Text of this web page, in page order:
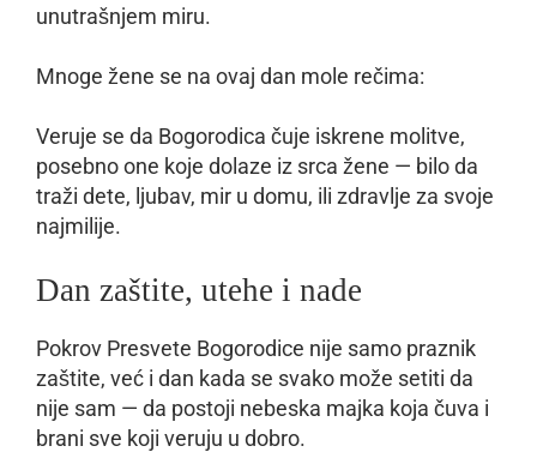
unutrašnjem miru.
Mnoge žene se na ovaj dan mole rečima:
Veruje se da Bogorodica čuje iskrene molitve,
posebno one koje dolaze iz srca žene — bilo da
traži dete, ljubav, mir u domu, ili zdravlje za svoje
najmilije.
Dan zaštite, utehe i nade
Pokrov Presvete Bogorodice nije samo praznik
zaštite, već i dan kada se svako može setiti da
nije sam — da postoji nebeska majka koja čuva i
brani sve koji veruju u dobro.